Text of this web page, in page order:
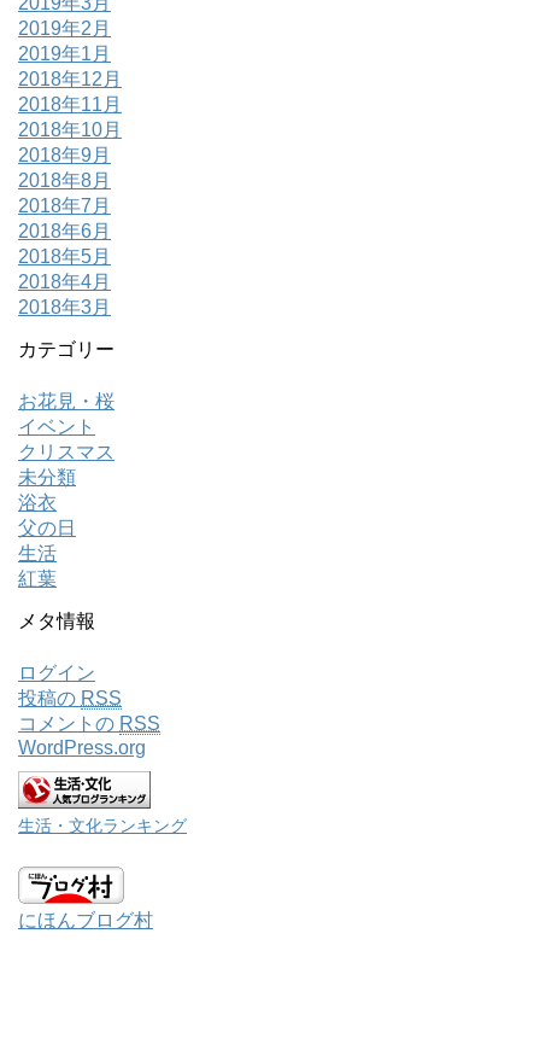
2019年2月
2019年1月
2018年12月
2018年11月
2018年10月
2018年9月
2018年8月
2018年7月
2018年6月
2018年5月
2018年4月
2018年3月
カテゴリー
お花見・桜
イベント
クリスマス
未分類
浴衣
父の日
生活
紅葉
メタ情報
ログイン
投稿の RSS
コメントの RSS
WordPress.org
生活・文化ランキング
にほんブログ村